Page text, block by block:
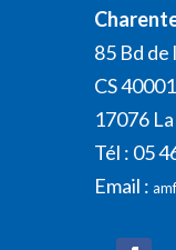
85 Bd de
CS
17076
Tél : 05
Email :